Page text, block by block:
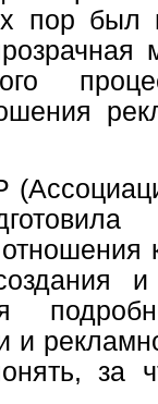
пор был
и
за